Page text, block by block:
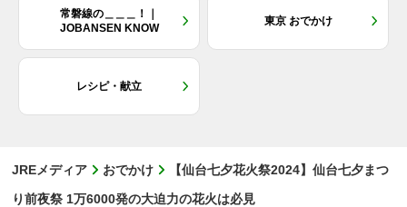
常磐線の＿＿＿！｜
JOBANSEN KNOW
東京 おでかけ
レシピ・献立
JREメディア おでかけ
【仙台七夕花火祭2024】仙台七夕まつ
り前夜祭 1万6000発の大迫力の花火は必見